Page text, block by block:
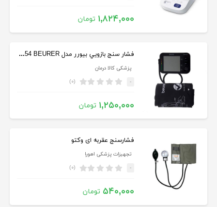
۱,۸۲۴,۰۰۰ تومان
فشار سنج بازويي بيورر مدل BM54 BEURER
پزشکی کالا درمان
- (۰)
۱,۲۵۰,۰۰۰ تومان
فشارسنج عقربه ای وکتو
تجهیزات پزشکی اهورا
- (۰)
۵۴۰,۰۰۰ تومان